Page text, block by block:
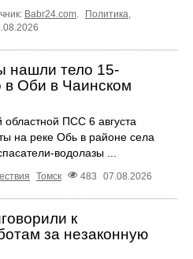
Babr24.com. Политика,
нашли тело 15-
в Оби в Чаинском
областной ПСС 6 августа
на реке Обь в районе села
водолазы ...
Томск 483 07.08.2026
к
за незаконную